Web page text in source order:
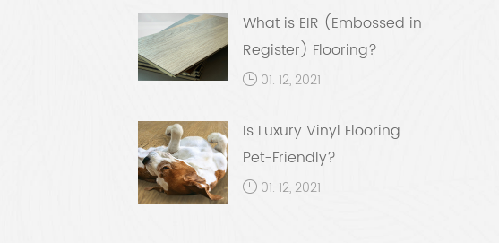
What is EIR (Embossed in
Register) Flooring?
01. 12, 2021
Is Luxury Vinyl Flooring
Pet-Friendly?
01. 12, 2021